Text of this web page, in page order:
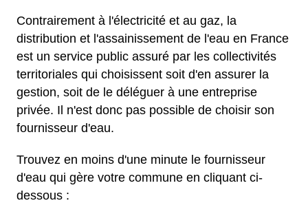
Contrairement à l'électricité et au gaz, la
distribution et l'assainissement de l'eau en France
est un service public assuré par les collectivités
territoriales qui choisissent soit d'en assurer la
gestion, soit de le déléguer à une entreprise
privée. Il n'est donc pas possible de choisir son
fournisseur d'eau.
Trouvez en moins d'une minute le fournisseur
d'eau qui gère votre commune en cliquant ci-
dessous :